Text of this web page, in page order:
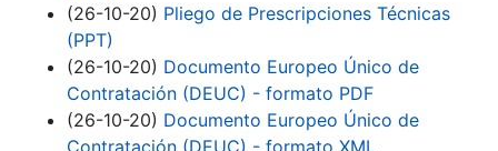
(26-10-20) Pliego de Prescripciones Técnicas
(PPT)
(26-10-20) Documento Europeo Único de
Contratación (DEUC) - formato PDF
(26-10-20) Documento Europeo Único de